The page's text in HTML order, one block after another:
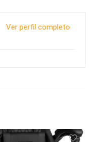
Ver perfil completo